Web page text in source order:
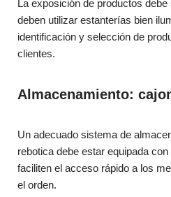
La exposición de productos
deben utilizar estanterías bien
identificación y selección de
clientes.
Almacenamiento:
Un adecuado sistema de
rebotica debe estar equipada
faciliten el acceso rápido a los
el orden.